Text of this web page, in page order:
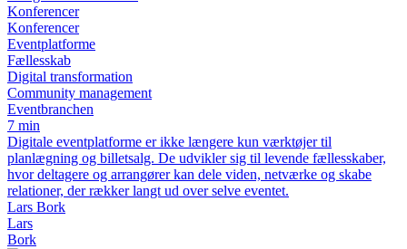
Konferencer
Konferencer
Eventplatforme
Fællesskab
Digital transformation
Community management
Eventbranchen
7 min
Digitale eventplatforme er ikke længere kun værktøjer til
planlægning og billetsalg. De udvikler sig til levende fællesskaber,
hvor deltagere og arrangører kan dele viden, netværke og skabe
relationer, der rækker langt ud over selve eventet.
Lars Bork
Lars
Bork